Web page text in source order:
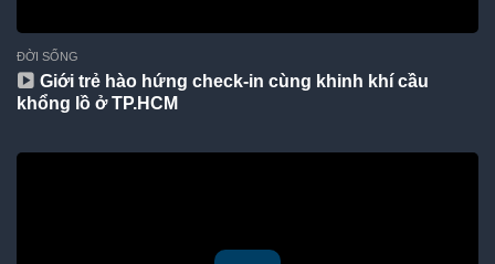
ĐỜI SỐNG
Giới trẻ hào hứng check-in cùng khinh khí cầu
khổng lồ ở TP.HCM